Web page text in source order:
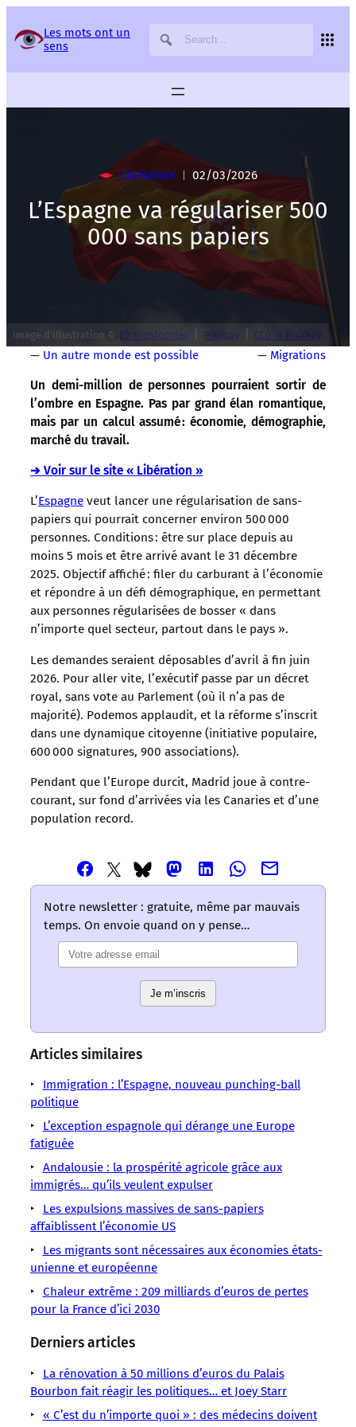
Les mots ont un
sens
Libération 02/03/2026
L’Espagne va régulariser 500
000 sans papiers
Image d’illustration © Efraimstochter Pixabay CC0 or Pixabay
— Un autre monde est possible — Migrations
Un demi-million de personnes pourraient sortir de
l’ombre en Espagne. Pas par grand élan romantique,
mais par un calcul assumé : économie, démographie,
marché du travail.
➔ Voir sur le site « Libération »
L’Espagne veut lancer une régularisation de sans-
papiers qui pourrait concerner environ 500 000
personnes. Conditions : être sur place depuis au
moins 5 mois et être arrivé avant le 31 décembre
2025. Objectif affiché : filer du carburant à l’économie
et répondre à un défi démographique, en permettant
aux personnes régularisées de bosser « dans
n’importe quel secteur, partout dans le pays ».
Les demandes seraient déposables d’avril à fin juin
2026. Pour aller vite, l’exécutif passe par un décret
royal, sans vote au Parlement (où il n’a pas de
majorité). Podemos applaudit, et la réforme s’inscrit
dans une dynamique citoyenne (initiative populaire,
600 000 signatures, 900 associations).
Pendant que l’Europe durcit, Madrid joue à contre-
courant, sur fond d’arrivées via les Canaries et d’une
population record.
Partager
cet
article
–
Les
sens
/
LMOUS
–
Économie
Espagne
Migrations
Partager
cet
article
via
Twitter
–
un
sens
LMOUS
Pedro
Sans-
papiers
Union
Partager
cet
article
via
Bluesky
–
Les
mots
un
sens
LMOUS
européenne
demi-
million
personnes
Partager
cet
article
via
Mastodon
Les
mots
ont
LMOUS
pourraient
sortir
l’ombre
en
Espagne.
Partager
cet
article
Linkedin
Les
mots
ont
LMOUS
Pas
élan
romantique,
mais
Partager
cet
via
Les
LMOUS
économie,
Partager
cet
article
Les
LMOUS
du
L’Espagne
lancer
Notre newsletter : gratuite, même par mauvais
temps. On envoie quand on y pense…
Je m’inscris
Articles similaires
Immigration : l’Espagne, nouveau punching-ball
politique
L’exception espagnole qui dérange une Europe
fatiguée
Andalousie : la prospérité agricole grâce aux
immigrés… qu’ils veulent expulser
Les expulsions massives de sans-papiers
affaiblissent l’économie US
Les migrants sont nécessaires aux économies états-
unienne et européenne
Chaleur extrême : 209 milliards d’euros de pertes
pour la France d’ici 2030
Derniers articles
La rénovation à 50 millions d’euros du Palais
Bourbon fait réagir les politiques… et Joey Starr
« C’est du n’importe quoi » : des médecins doivent
Panneau de gestion des services